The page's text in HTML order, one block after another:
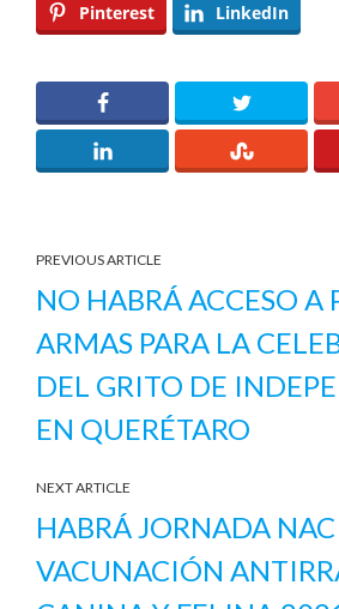
Pinterest LinkedIn
PREVIOUS ARTICLE
NO HABRÁ ACCESO A
ARMAS PARA LA
DEL GRITO DE
EN QUERÉTARO
NEXT ARTICLE
HABRÁ JORNADA
VACUNACIÓN